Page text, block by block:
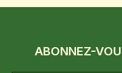
ABONNEZ-